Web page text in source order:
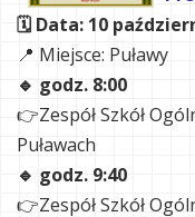
🗓 Data: 10
📍 Miejsce: Puławy
🔹 godz. 8:00
👉Zespół Szkół
Puławach
🔹 godz. 9:40
👉Zespół Szkół